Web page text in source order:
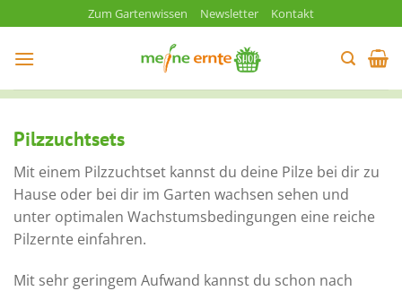
Inhalt
springen
Zum Gartenwissen Newsletter Kontakt
Pilzzuchtsets
Mit einem Pilzzuchtset kannst du deine Pilze bei dir zu
Hause oder bei dir im Garten wachsen sehen und
unter optimalen Wachstumsbedingungen eine reiche
Pilzernte einfahren.
Mit sehr geringem Aufwand kannst du schon nach